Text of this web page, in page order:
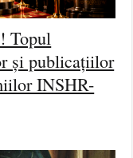
Topul
și publicațiilor
INSHR-